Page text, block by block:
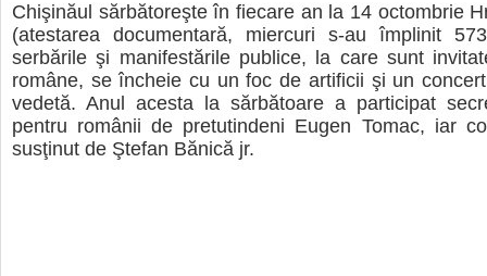
Chişinăul sărbătoreşte în fiecare an la 14 octombrie
(atestarea documentară, miercuri s-au împlinit
serbările şi manifestările publice, la care sunt
române, se încheie cu un foc de artificii şi un
vedetă. Anul acesta la sărbătoare a participat
pentru românii de pretutindeni Eugen Tomac, iar
susţinut de Ştefan Bănică jr.